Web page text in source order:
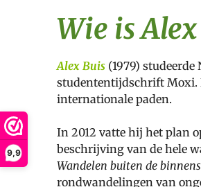
9,9
Wie is
Alex Buis (1979)
studententijdschrift Moxi.
internationale paden.
In 2012 vatte hij het plan
beschrijving van de hele
Wandelen buiten de
rondwandelingen van